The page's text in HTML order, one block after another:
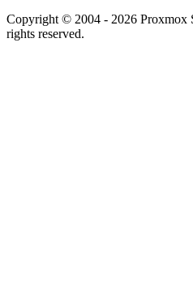
Copyright © 2004 - 2026 Proxmox
rights reserved.